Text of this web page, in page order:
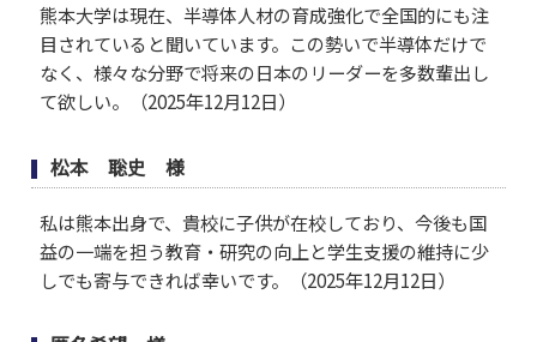
熊本大学は現在、半導体人材の育成強化で全国的にも注
目されていると聞いています。この勢いで半導体だけで
なく、様々な分野で将来の日本のリーダーを多数輩出し
て欲しい。（2025年12月12日）
松本 聡史 様
私は熊本出身で、貴校に子供が在校しており、今後も国
益の一端を担う教育・研究の向上と学生支援の維持に少
しでも寄与できれば幸いです。（2025年12月12日）